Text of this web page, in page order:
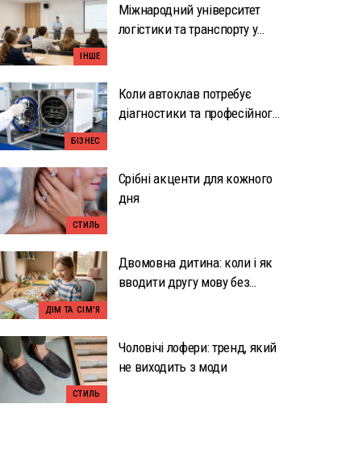
ІНШЕ
Міжнародний університет
логістики та транспорту у
БІЗНЕС
Коли автоклав потребує
діагностики та професійного
СТИЛЬ
Срібні акценти для кожного
дня
ДІМ ТА СІМ'Я
Двомовна дитина: коли і як
вводити другу мову без
СТИЛЬ
Чоловічі лофери: тренд, який
не виходить з моди